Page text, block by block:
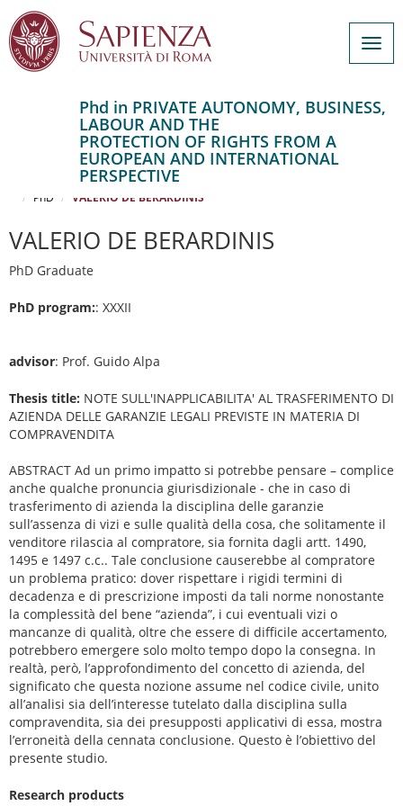
Phd in PRIVATE AUTONOMY, BUSINESS,
LABOUR AND THE
PROTECTION OF RIGHTS FROM A
EUROPEAN AND INTERNATIONAL
PERSPECTIVE
PRIVATE AUTONOMY, BUSINESS, LABOUR AND THE PROTECTION OF
RIGHTS FROM A EUROPEAN AND INTERNATIONAL PERSPECTIVE
PhD
VALERIO DE BERARDINIS
VALERIO DE BERARDINIS
PhD Graduate
PhD program:: XXXII
advisor: Prof. Guido Alpa
Thesis title: NOTE SULL'INAPPLICABILITA' AL TRASFERIMENTO DI
AZIENDA DELLE GARANZIE LEGALI PREVISTE IN MATERIA DI
COMPRAVENDITA
ABSTRACT Ad un primo impatto si potrebbe pensare – complice
anche qualche pronuncia giurisdizionale - che in caso di
trasferimento di azienda la disciplina delle garanzie
sull’assenza di vizi e sulle qualità della cosa, che solitamente il
venditore rilascia al compratore, sia fornita dagli artt. 1490,
1495 e 1497 c.c.. Tale conclusione causerebbe al compratore
un problema pratico: dover rispettare i rigidi termini di
decadenza e di prescrizione imposti da tali norme nonostante
la complessità del bene “azienda”, i cui eventuali vizi o
mancanze di qualità, oltre che essere di difficile accertamento,
potrebbero emergere solo molto tempo dopo la consegna. In
realtà, però, l’approfondimento del concetto di azienda, del
significato che questa nozione assume nel codice civile, unito
all’analisi sia dell’interesse tutelato dalla disciplina sulla
compravendita, sia dei presupposti applicativi di essa, mostra
l’erroneità della cennata conclusione. Questo è l’obiettivo del
presente studio.
Research products